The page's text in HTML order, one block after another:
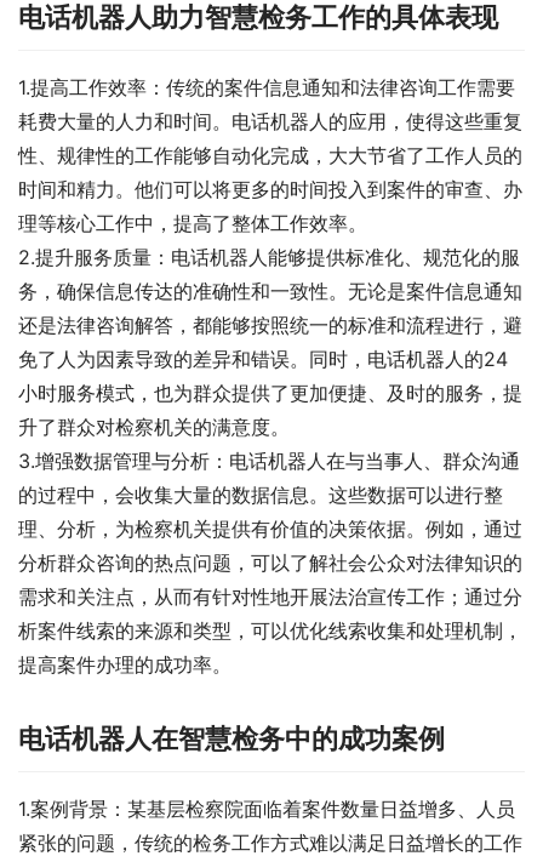
电话机器人助力智慧检务工作的具体表现
1.提高工作效率：传统的案件信息通知和法律咨询工作需要
耗费大量的人力和时间。电话机器人的应用，使得这些重复
性、规律性的工作能够自动化完成，大大节省了工作人员的
时间和精力。他们可以将更多的时间投入到案件的审查、办
理等核心工作中，提高了整体工作效率。
2.提升服务质量：电话机器人能够提供标准化、规范化的服
务，确保信息传达的准确性和一致性。无论是案件信息通知
还是法律咨询解答，都能够按照统一的标准和流程进行，避
免了人为因素导致的差异和错误。同时，电话机器人的24
小时服务模式，也为群众提供了更加便捷、及时的服务，提
升了群众对检察机关的满意度。
3.增强数据管理与分析：电话机器人在与当事人、群众沟通
的过程中，会收集大量的数据信息。这些数据可以进行整
理、分析，为检察机关提供有价值的决策依据。例如，通过
分析群众咨询的热点问题，可以了解社会公众对法律知识的
需求和关注点，从而有针对性地开展法治宣传工作；通过分
析案件线索的来源和类型，可以优化线索收集和处理机制，
提高案件办理的成功率。
电话机器人在智慧检务中的成功案例
1.案例背景：某基层检察院面临着案件数量日益增多、人员
紧张的问题，传统的检务工作方式难以满足日益增长的工作